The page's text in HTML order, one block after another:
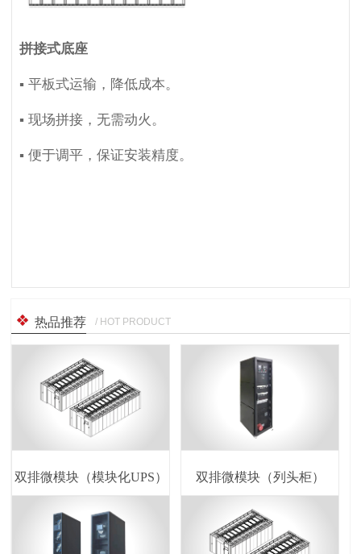
拼接式底座
▪ 平板式运输，降低成本。
▪ 现场拼接，无需动火。
▪ 便于调平，保证安装精度。
热品推荐 / HOT PRODUCT
双排微模块（模块化UPS） 双排微模块（列头柜）